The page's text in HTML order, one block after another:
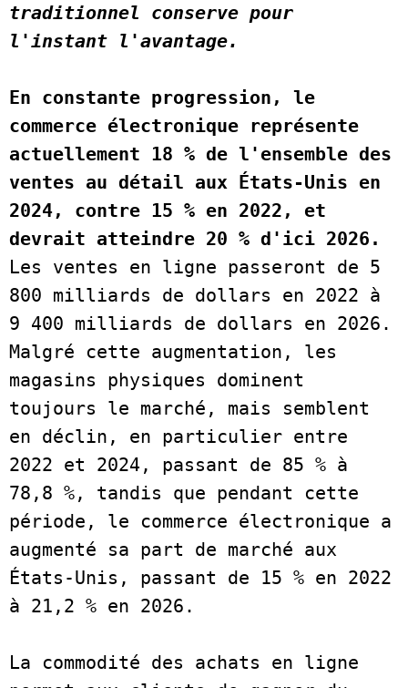
traditionnel conserve pour
l'instant l'avantage.
En constante progression, le
commerce électronique représente
actuellement 18 % de l'ensemble des
ventes au détail aux États-Unis en
2024, contre 15 % en 2022, et
Les ventes en ligne passeront de 5
800 milliards de dollars en 2022 à
9 400 milliards de dollars en 2026.
Malgré cette augmentation, les
magasins physiques dominent
toujours le marché, mais semblent
en déclin, en particulier entre
2022 et 2024, passant de 85 % à
78,8 %, tandis que pendant cette
période, le commerce électronique a
augmenté sa part de marché aux
États-Unis, passant de 15 % en 2022
à 21,2 % en 2026.
La commodité des achats en ligne